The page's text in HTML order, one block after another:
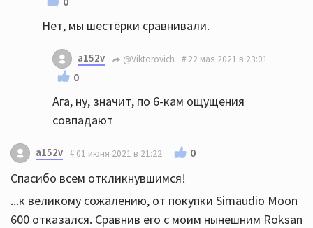
Нет, мы шестёрки сравнивали.
a152v @Viktorovich 22 мая 2021 в 23:01
0
Ага, ну, значит, по 6-кам ощущения
совпадают
a152v 01 июня 2021 в 21:22 0
Спасибо всем откликнувшимся!
...к великому сожалению, от покупки Simaudio Moon
600 отказался. Сравнив его с моим нынешним Roksan